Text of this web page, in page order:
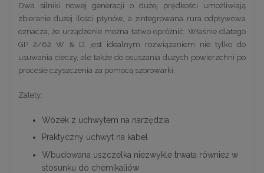
Dwa silniki nowej generacji o dużej prędkości umożliwiają
zbieranie dużej ilości płynów, a zintegrowana rura odpływowa
oznacza, że urządzenie można łatwo opróżnić. Właśnie dlatego
GP 2/62 W & D jest idealnym rozwiązaniem nie tylko do
usuwania cieczy, ale także do osuszania dużych powierzchni po
procesie czyszczenia za pomocą szorowarki.
Zalety:
Wózek z uchwytem na narzędzia
Praktyczny uchwyt na kabel
Wbudowana uszczelka niezwykle trwała również w
stosunku do chemikaliów